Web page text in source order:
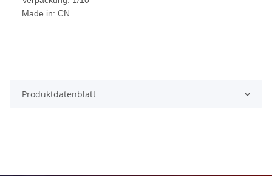
Made in: CN
Produktdatenblatt